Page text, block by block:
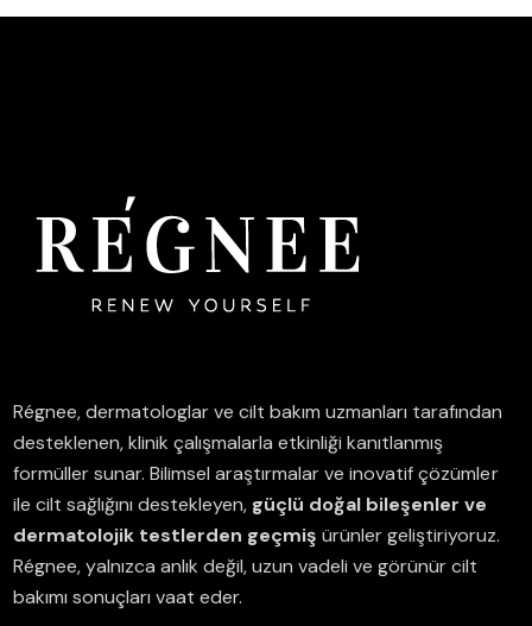
Régnee, dermatologlar ve cilt bakım uzmanları tarafından
desteklenen, klinik çalışmalarla etkinliği kanıtlanmış
formüller sunar.Bilimsel araştırmalar ve inovatif çözümler
ile cilt sağlığını destekleyen, güçlü doğal bileşenler ve
dermatolojik testlerden geçmiş ürünler geliştiriyoruz.
Régnee, yalnızca anlık değil, uzun vadeli ve görünür cilt
bakımı sonuçları vaat eder.